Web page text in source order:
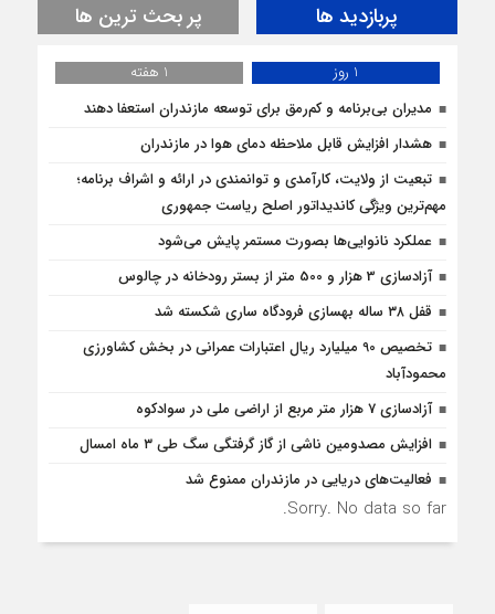
پربازدید ها پر بحث ترین ها
1 روز
1 هفته
مدیران بی‌برنامه و کم‌رمق برای توسعه مازندران استعفا دهند
هشدار افزایش قابل ملاحظه دمای هوا در مازندران
تبعیت از ولایت، کارآمدی و توانمندی در ارائه و اشراف برنامه؛
مهم‌ترین ویژگی کاندیداتور اصلح ریاست جمهوری
عملکرد نانوایی‌ها بصورت مستمر پایش می‌شود
آزادسازی 3 هزار و 500 متر از بستر رودخانه در چالوس
قفل ۳۸ ساله بهسازی فرودگاه ساری شکسته شد
تخصیص 90 میلیارد ریال اعتبارات عمرانی در بخش کشاورزی
محمودآباد
آزادسازی 7 هزار متر مربع از اراضی ملی در سوادکوه
افزایش مصدومین ناشی از گاز گرفتگی سگ طی ۳ ماه امسال
فعالیت‌های دریایی در مازندران ممنوع شد
Sorry. No data so far.